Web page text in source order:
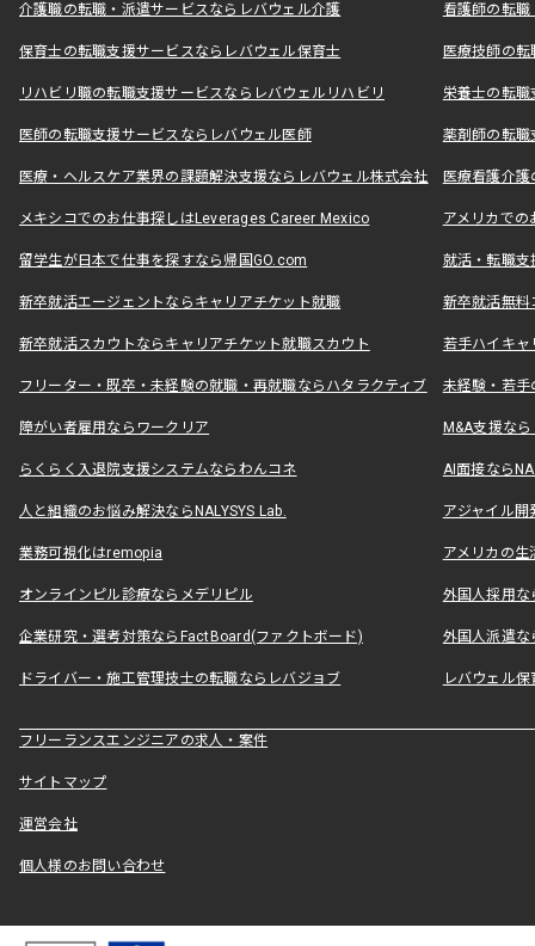
介護職の転職・派遣サービスならレバウェル介護 看護師の転
保育士の転職支援サービスならレバウェル保育士 医療技師の
リハビリ職の転職支援サービスならレバウェルリハビリ 栄養士の転
医師の転職支援サービスならレバウェル医師 薬剤師の転
医療・ヘルスケア業界の課題解決支援ならレバウェル株式会社 医療看護介
メキシコでのお仕事探しはLeverages Career Mexico アメリカで
留学生が日本で仕事を探すなら帰国GO.com 就活・転職
新卒就活エージェントならキャリアチケット就職 新卒就活無料
新卒就活スカウトならキャリアチケット就職スカウト 若手ハイキ
フリーター・既卒・未経験の就職・再就職ならハタラクティブ 未経験・若手
障がい者雇用ならワークリア M&A支援な
らくらく入退院支援システムならわんコネ AI面接なら
人と組織のお悩み解決ならNALYSYS Lab. アジャイル
業務可視化はremopia アメリカの
オンラインピル診療ならメデリピル 外国人採用
企業研究・選考対策ならFactBoard(ファクトボード) 外国人派遣な
ドライバー・施工管理技士の転職ならレバジョブ レバウェル
フリーランスエンジニアの求人・案件
サイトマップ
運営会社
個人様のお問い合わせ